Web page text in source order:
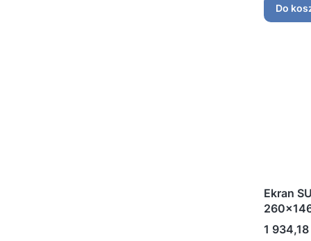
Do
Ekran
Cena
1 934,18